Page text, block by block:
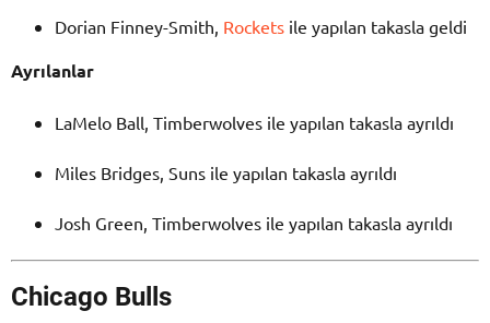
Dorian Finney-Smith, Rockets ile yapılan takasla geldi
Ayrılanlar
LaMelo Ball, Timberwolves ile yapılan takasla ayrıldı
Miles Bridges, Suns ile yapılan takasla ayrıldı
Josh Green, Timberwolves ile yapılan takasla ayrıldı
Chicago Bulls